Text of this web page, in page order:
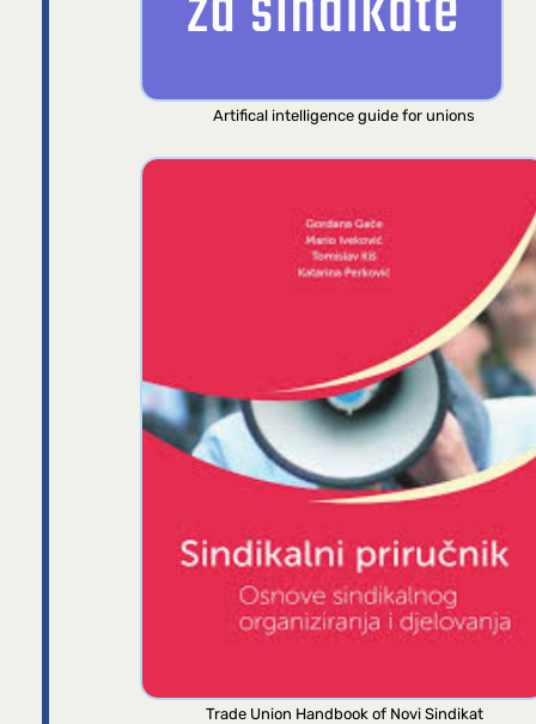
Artifical intelligence guide for unions
Trade Union Handbook of Novi Sindikat